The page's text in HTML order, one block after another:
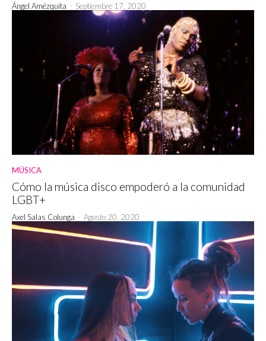
Ángel Amézquita - Septiembre 17, 2020
MÚSICA
Cómo la música disco empoderó a la comunidad
LGBT+
Axel Salas Colunga - Agosto 20, 2020